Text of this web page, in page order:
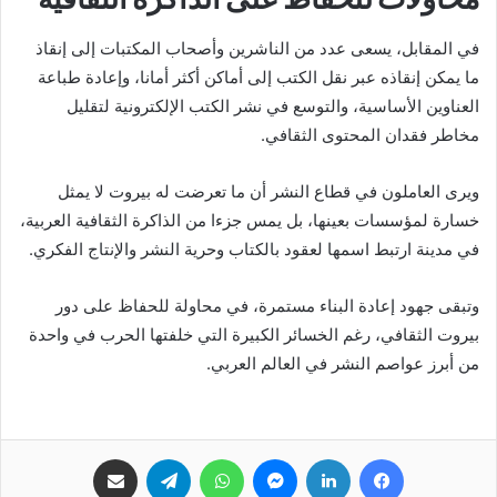
في المقابل، يسعى عدد من الناشرين وأصحاب المكتبات إلى إنقاذ
ما يمكن إنقاذه عبر نقل الكتب إلى أماكن أكثر أمانا، وإعادة طباعة
العناوين الأساسية، والتوسع في نشر الكتب الإلكترونية لتقليل
مخاطر فقدان المحتوى الثقافي.
ويرى العاملون في قطاع النشر أن ما تعرضت له بيروت لا يمثل
خسارة لمؤسسات بعينها، بل يمس جزءا من الذاكرة الثقافية العربية،
في مدينة ارتبط اسمها لعقود بالكتاب وحرية النشر والإنتاج الفكري.
وتبقى جهود إعادة البناء مستمرة، في محاولة للحفاظ على دور
بيروت الثقافي، رغم الخسائر الكبيرة التي خلفتها الحرب في واحدة
من أبرز عواصم النشر في العالم العربي.
فيسبوك لينكدإن ماسنجر واتساب تيلقرام